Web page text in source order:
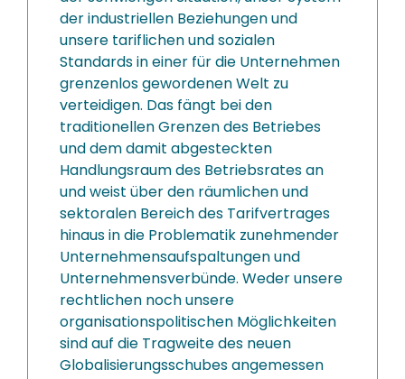
der industriellen Beziehungen und
unsere tariflichen und sozialen
Standards in einer für die Unternehmen
grenzenlos gewordenen Welt zu
verteidigen. Das fängt bei den
traditionellen Grenzen des Betriebes
und dem damit abgesteckten
Handlungsraum des Betriebsrates an
und weist über den räumlichen und
sektoralen Bereich des Tarifvertrages
hinaus in die Problematik zunehmender
Unternehmensaufspaltungen und
Unternehmensverbünde. Weder unsere
rechtlichen noch unsere
organisationspolitischen Möglichkeiten
sind auf die Tragweite des neuen
Globalisierungsschubes angemessen